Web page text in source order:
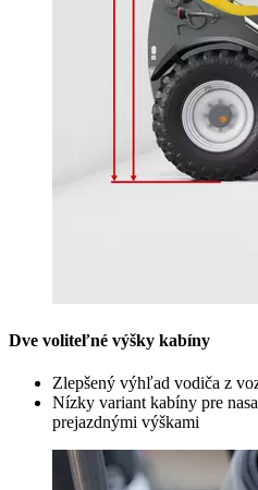
Dve voliteľné výšky kabíny
Zlepšený výhľad vodiča z
Nízky variant kabíny pre
prejazdnými výškami